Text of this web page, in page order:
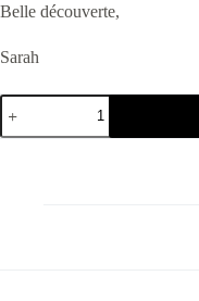
Belle découverte,
Sarah